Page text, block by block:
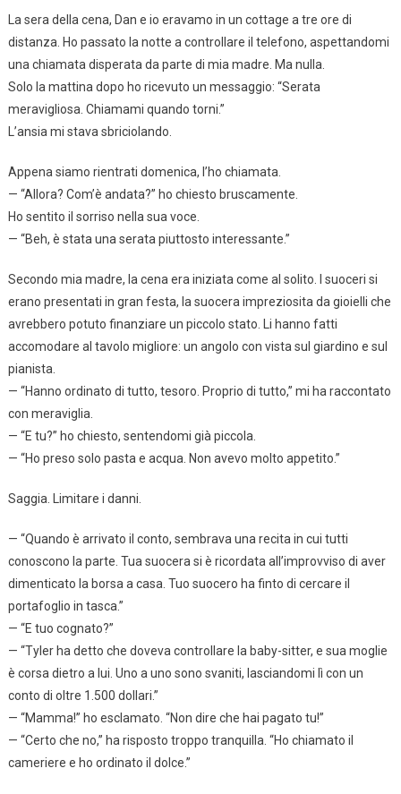
La sera della cena, Dan e io eravamo in un cottage a tre ore di
distanza. Ho passato la notte a controllare il telefono, aspettandomi
una chiamata disperata da parte di mia madre. Ma nulla.
Solo la mattina dopo ho ricevuto un messaggio: “Serata
meravigliosa. Chiamami quando torni.”
L’ansia mi stava sbriciolando.
Appena siamo rientrati domenica, l’ho chiamata.
— “Allora? Com’è andata?” ho chiesto bruscamente.
Ho sentito il sorriso nella sua voce.
— “Beh, è stata una serata piuttosto interessante.”
Secondo mia madre, la cena era iniziata come al solito. I suoceri si
erano presentati in gran festa, la suocera impreziosita da gioielli che
avrebbero potuto finanziare un piccolo stato. Li hanno fatti
accomodare al tavolo migliore: un angolo con vista sul giardino e sul
pianista.
— “Hanno ordinato di tutto, tesoro. Proprio di tutto,” mi ha raccontato
con meraviglia.
— “E tu?” ho chiesto, sentendomi già piccola.
— “Ho preso solo pasta e acqua. Non avevo molto appetito.”
Saggia. Limitare i danni.
— “Quando è arrivato il conto, sembrava una recita in cui tutti
conoscono la parte. Tua suocera si è ricordata all’improvviso di aver
dimenticato la borsa a casa. Tuo suocero ha finto di cercare il
portafoglio in tasca.”
— “E tuo cognato?”
— “Tyler ha detto che doveva controllare la baby-sitter, e sua moglie
è corsa dietro a lui. Uno a uno sono svaniti, lasciandomi lì con un
conto di oltre 1.500 dollari.”
— “Mamma!” ho esclamato. “Non dire che hai pagato tu!”
— “Certo che no,” ha risposto troppo tranquilla. “Ho chiamato il
cameriere e ho ordinato il dolce.”